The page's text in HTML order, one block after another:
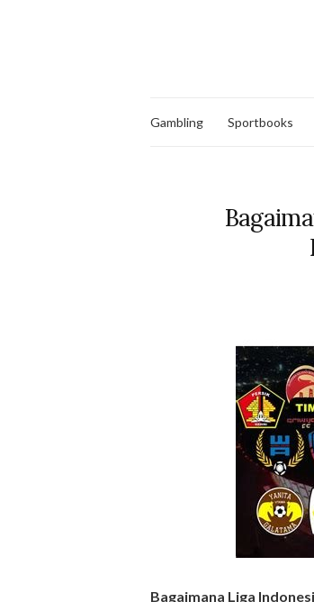
Gambling Sportbooks
Bagaimana Liga